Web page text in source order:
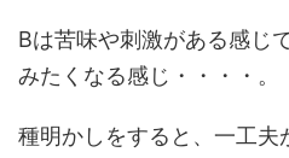
Bは苦味や刺激がある感じ
みたくなる感じ・・・・。
種明かしをすると、一工